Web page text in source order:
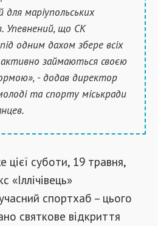
для маріупольських
Упевнений, що СК
під одним дахом збере всіх
активно займаються своєю
- додав директор
та спорту міськради
цієї суботи, 19 травня,
«Іллічівець»
спортхаб – цього
святкове відкриття